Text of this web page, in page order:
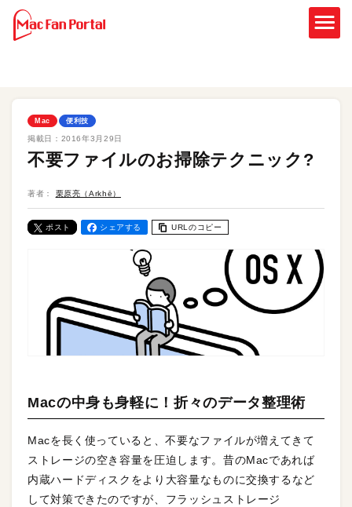
Mac 便利技
掲載日： 2016年3月29日
不要ファイルのお掃除テクニック?
著者： 栗原亮（Arkhē）
ポスト シェアする URLのコピー
Macの中身も身軽に！折々のデータ整理術
Macを長く使っていると、不要なファイルが増えてきて
ストレージの空き容量を圧迫します。昔のMacであれば
内蔵ハードディスクをより大容量なものに交換するなど
して対策できたのですが、フラッシュストレージ